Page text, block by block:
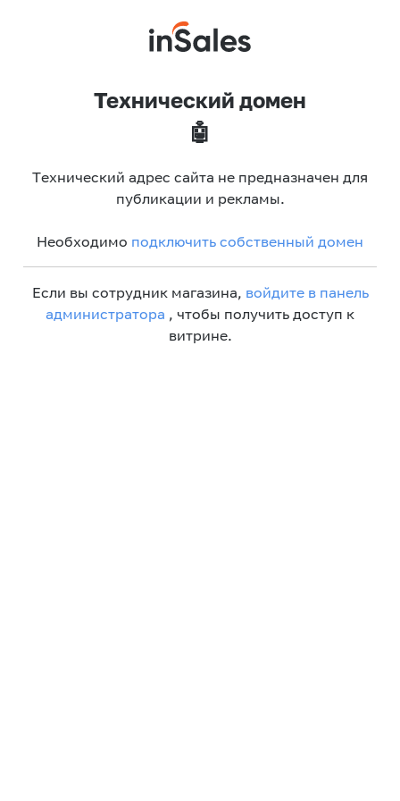
Технический домен
🤖
Технический адрес сайта не предназначен для
публикации и рекламы.
Необходимо подключить собственный домен
Если вы сотрудник магазина, войдите в панель
администратора , чтобы получить доступ к
витрине.